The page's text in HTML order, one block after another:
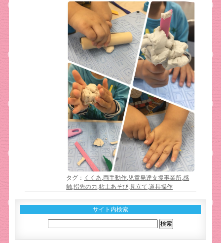
タグ： くくあ 両手動作 児童発達支援事業所 ,感
触 ,指先の力 粘土あそび 見立て ,道具操作
サイト内検索